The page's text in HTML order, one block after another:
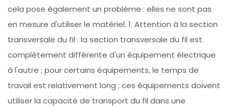
cela pose également un problème : elles ne sont pas
en mesure d'utiliser le matériel. 1. Attention à la section
transversale du fil : la section transversale du fil est
complètement différente d'un équipement électrique
à l'autre ; pour certains équipements, le temps de
travail est relativement long ; ces équipements doivent
utiliser la capacité de transport du fil dans une